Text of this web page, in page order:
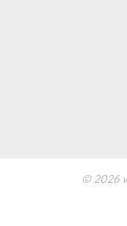
© 2026